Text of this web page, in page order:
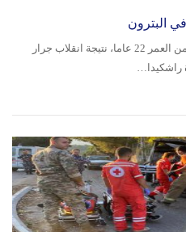
البترون
توفي الشاب محمد عباس دياب، البالغ من العمر 22 عاما، نتيجة انقلاب جرار
راشكيدا…